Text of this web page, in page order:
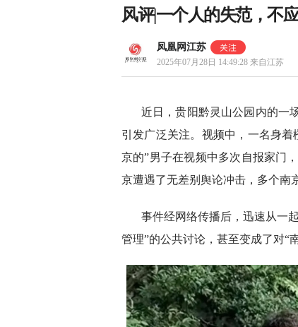
风评|一个人的失范，不
凤凰网江苏
2025年07月28日 14:49:28 来自江苏
近日，贵阳黔灵山公园内的一
引发广泛关注。视频中，一名身
京的”男子在视频中多次自报家门
京遭遇了无差别舆论冲击，多个南
事件经网络传播后，迅速从一
管理”的公共讨论，甚至变成了对“